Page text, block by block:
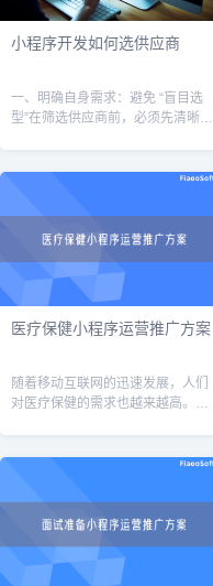
小程序开发如何选供应商
一、明确自身需求：避免 “盲目选
型”在筛选供应商前，必须先清晰定
求可从以下维度梳理：1. 业务场景
医疗保健小程序运营推广方案
随着移动互联网的迅速发展，人们
对医疗保健的需求也越来越高。为
而，仅仅开发一个小程序是不够